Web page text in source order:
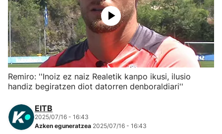
Herri-kirolak
Eskubaloia
Kirolak 360
Mendi-lasterketak
Remiro: ''Inoiz ez naiz Realetik kanpo ikusi, ilusio
handiz begiratzen diot datorren denboraldiari''
EITB
2025/07/16 - 16:43
Azken eguneratzea 2025/07/16 - 16:43